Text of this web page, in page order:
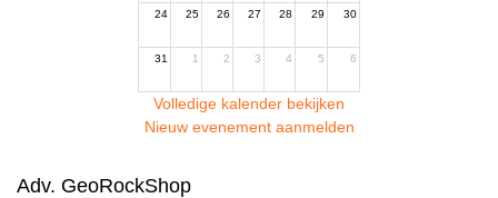
24 25 26 27 28 29 30
31 1 2 3 4 5 6
Volledige kalender bekijken
Nieuw evenement aanmelden
Adv. GeoRockShop